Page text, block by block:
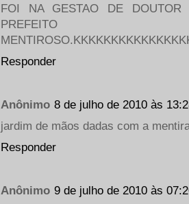
FOI NA GESTAO DE DOUTOR
Responder
Anônimo 8 de julho de 2010 às
jardim de mãos dadas com a
Responder
Anônimo 9 de julho de 2010 às